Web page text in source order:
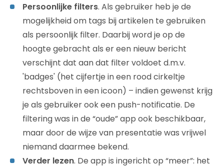
Persoonlijke filters. Als gebruiker heb je de
mogelijkheid om tags bij artikelen te gebruiken
als persoonlijk filter. Daarbij word je op de
hoogte gebracht als er een nieuw bericht
verschijnt dat aan dat filter voldoet d.m.v.
'badges' (het cijfertje in een rood cirkeltje
rechtsboven in een icoon) – indien gewenst krijg
je als gebruiker ook een push-notificatie. De
filtering was in de “oude” app ook beschikbaar,
maar door de wijze van presentatie was vrijwel
niemand daarmee bekend.
Verder lezen. De app is ingericht op “meer”: het